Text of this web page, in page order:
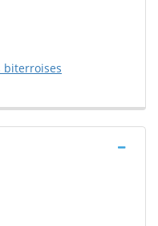
biterroises